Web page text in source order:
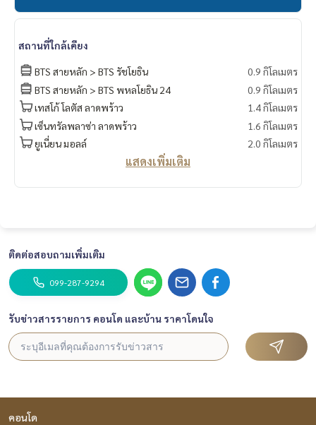
- มหาวิทยาลัยเกษตรศาสตร์
- โรงเรียนหอวัง
- เมเจอร์ รัชโยธิน,
- เซ็นทรัล ลาดพร้าว
- โรงพยาบาบวิภาวดี
- โรงพยาบาลเมโย
-Union Mall
-SCB Park
===============
099-287-9294
.
สถานที่ใกล้เคียง
BTS สายหลัก > BTS รัชโยธิน
0.9 กิโลเมตร
BTS สายหลัก > BTS พหลโยธิน 24
0.9 กิโลเมตร
เทสโก้ โลตัส ลาดพร้าว
1.4 กิโลเมตร
เซ็นทรัลพลาซ่า ลาดพร้าว
1.6 กิโลเมตร
ยูเนี่ยน มอลล์
2.0 กิโลเมตร
แสดงเพิ่มเติม
ติดต่อสอบถามเพิ่มเติม
099-287-9294
รับข่าวสารรายการ คอนโด และบ้าน ราคาโดนใจ
คอนโด